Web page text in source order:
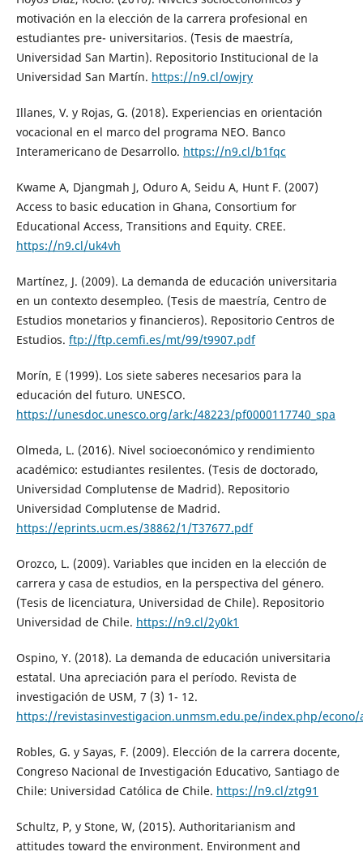
motivación en la elección de la carrera profesional en
estudiantes pre- universitarios. (Tesis de maestría,
Universidad San Martin). Repositorio Institucional de la
Universidad San Martín. https://n9.cl/owjry
Illanes, V. y Rojas, G. (2018). Experiencias en orientación
vocacional en el marco del programa NEO. Banco
Interamericano de Desarrollo. https://n9.cl/b1fqc
Kwame A, Djangmah J, Oduro A, Seidu A, Hunt F. (2007)
Access to basic education in Ghana, Consortium for
Educational Access, Transitions and Equity. CREE.
https://n9.cl/uk4vh
Martínez, J. (2009). La demanda de educación universitaria
en un contexto desempleo. (Tesis de maestría, Centro de
Estudios monetarios y financieros). Repositorio Centros de
Estudios. ftp://ftp.cemfi.es/mt/99/t9907.pdf
Morín, E (1999). Los siete saberes necesarios para la
educación del futuro. UNESCO.
https://unesdoc.unesco.org/ark:/48223/pf0000117740_spa
Olmeda, L. (2016). Nivel socioeconómico y rendimiento
académico: estudiantes resilentes. (Tesis de doctorado,
Universidad Complutense de Madrid). Repositorio
Universidad Complutense de Madrid.
https://eprints.ucm.es/38862/1/T37677.pdf
Orozco, L. (2009). Variables que inciden en la elección de
carrera y casa de estudios, en la perspectiva del género.
(Tesis de licenciatura, Universidad de Chile). Repositorio
Universidad de Chile. https://n9.cl/2y0k1
Ospino, Y. (2018). La demanda de educación universitaria
estatal. Una apreciación para el período. Revista de
investigación de USM, 7 (3) 1- 12.
https://revistasinvestigacion.unmsm.edu.pe/index.php/
Robles, G. y Sayas, F. (2009). Elección de la carrera docente,
Congreso Nacional de Investigación Educativo, Santiago de
Chile: Universidad Católica de Chile. https://n9.cl/ztg91
Schultz, P, y Stone, W, (2015). Authoritarianism and
attitudes toward the environment. Environment and